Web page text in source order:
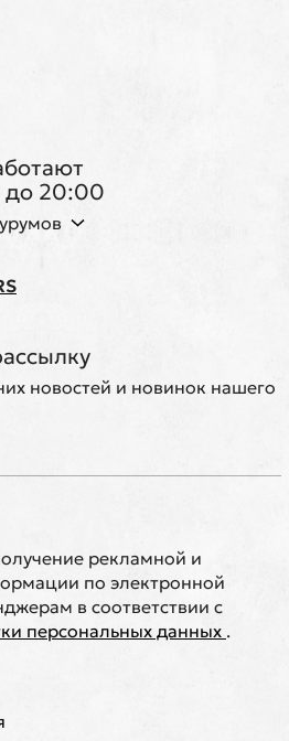
до 20:00
новостей и новинок нашего
рекламной и
по электронной
в соответствии с
персональных данных .